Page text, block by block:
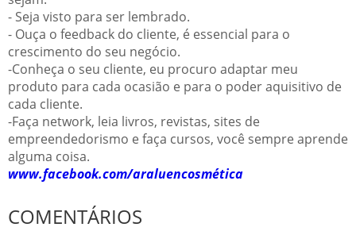
- Seja visto para ser lembrado.
- Ouça o feedback do cliente, é essencial para o
crescimento do seu negócio.
-Conheça o seu cliente, eu procuro adaptar meu
produto para cada ocasião e para o poder aquisitivo de
cada cliente.
-Faça network, leia livros, revistas, sites de
empreendedorismo e faça cursos, você sempre aprende
alguma coisa.
www.facebook.com/araluencosmética
COMENTÁRIOS